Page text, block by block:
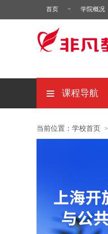
首页 学院概况
课程导航
当前位置：学校首页 >